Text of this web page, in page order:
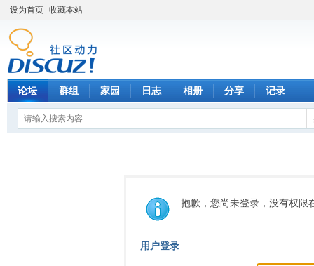
设为首页 收藏本站
论坛 群组 家园 日志 相册 分享 记录
抱歉，您尚未登录，没有权限
用户登录